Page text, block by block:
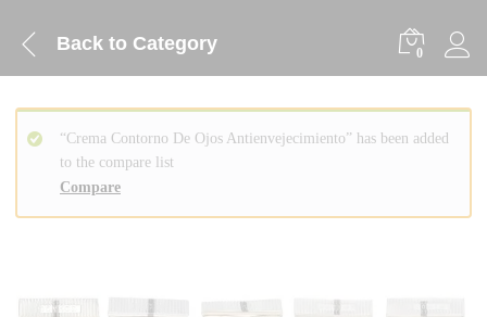
Back to Category 0
Compare
“Crema Contorno De Ojos Antienvejecimiento” has been added
to the compare list